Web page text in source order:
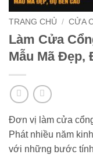
TRANG CHỦ / CỬA
Làm Cửa
Mẫu Mã Đẹp,
Đơn vị làm cửa
Phát nhiều năm
với những bước